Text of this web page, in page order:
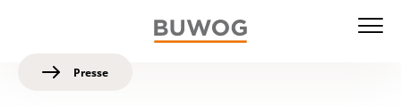
Presse